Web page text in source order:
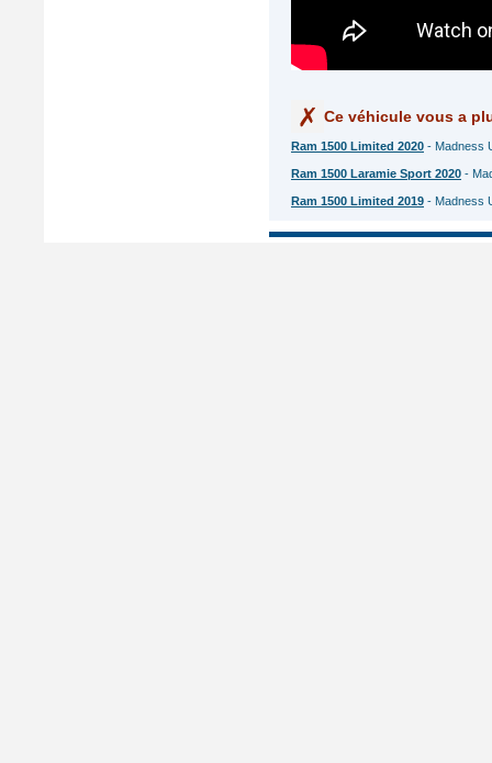
Ce véhicule vous a
Ram 1500 Limited 2020 - Madness
Ram 1500 Laramie Sport 2020 -
Ram 1500 Limited 2019 - Madness